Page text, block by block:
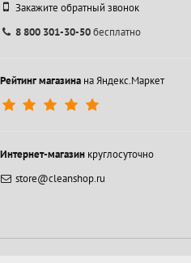
Закажите обратный звонок
8 800 301-30-50бесплатно
Рейтинг магазинана Яндекс.Маркет
Интернет-магазинкруглосуточно
store@cleanshop.ru